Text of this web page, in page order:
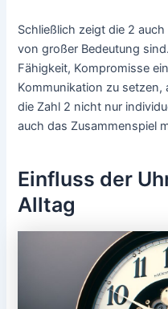
Schließlich zeigt die 2
von großer Bedeutung
Fähigkeit, Kompromisse
Kommunikation zu
die Zahl 2 nicht nur
auch das Zusammenspiel
Einfluss der
Alltag